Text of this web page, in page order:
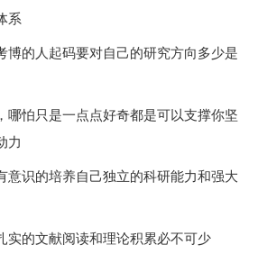
系
博的人起码要对自己的研究方向多少是
哪怕只是一点点好奇都是可以支撑你坚
力
意识的培养自己独立的科研能力和强大
实的文献阅读和理论积累必不可少